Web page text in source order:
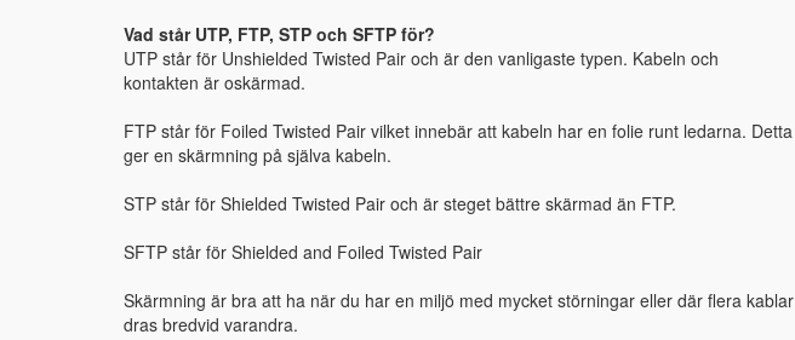
Vad står UTP, FTP, STP och SFTP för?
UTP står för Unshielded Twisted Pair och är den vanligaste typen. Kabeln och
kontakten är oskärmad.
FTP står för Foiled Twisted Pair vilket innebär att kabeln har en folie runt ledarna. Detta
ger en skärmning på själva kabeln.
STP står för Shielded Twisted Pair och är steget bättre skärmad än FTP.
SFTP står för Shielded and Foiled Twisted Pair
Skärmning är bra att ha när du har en miljö med mycket störningar eller där flera kablar
dras bredvid varandra.